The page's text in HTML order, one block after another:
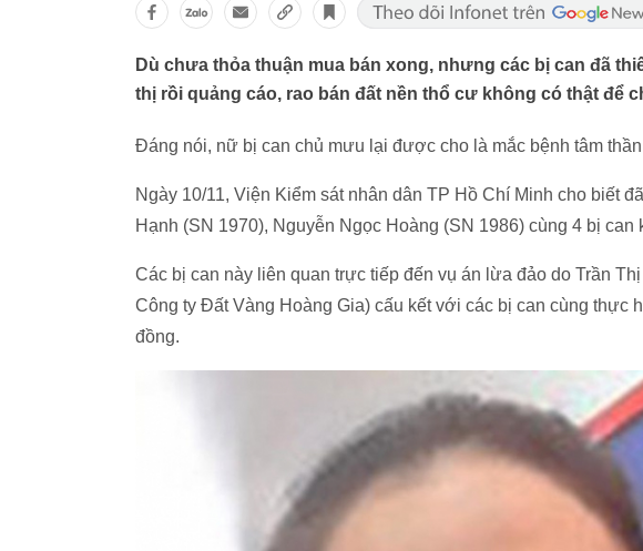
Dù chưa thỏa thuận mua bán xong, nhưng các bị can đã
thị rồi quảng cáo, rao bán đất nền thổ cư không có thật để
Đáng nói, nữ bị can chủ mưu lại được cho là mắc bệnh tâm
Ngày 10/11, Viện Kiểm sát nhân dân TP Hồ Chí Minh cho biết
Hạnh (SN 1970), Nguyễn Ngọc Hoàng (SN 1986) cùng 4 bị can
Các bị can này liên quan trực tiếp đến vụ án lừa đảo do Trần
Công ty Đất Vàng Hoàng Gia) cấu kết với các bị can cùng thực
đồng.